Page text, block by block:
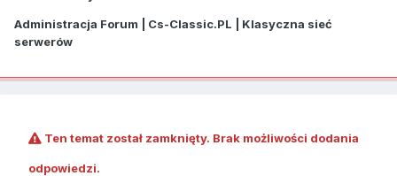
Administracja Forum | Cs-Classic.PL | Klasyczna sieć
serwerów
Ten temat został zamknięty. Brak możliwości dodania
odpowiedzi.